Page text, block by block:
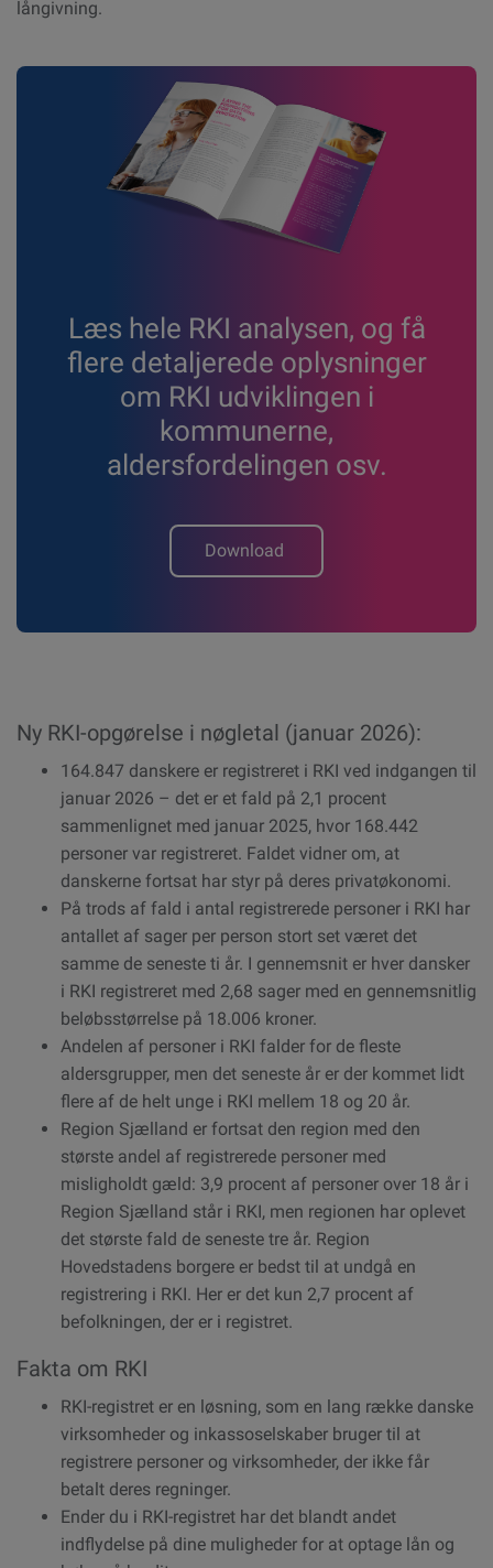
långivning.
Læs hele RKI analysen, og få
flere detaljerede oplysninger
om RKI udviklingen i
kommunerne,
aldersfordelingen osv.
Download
Ny RKI-opgørelse i nøgletal (januar 2026):
164.847 danskere er registreret i RKI ved indgangen til
januar 2026 – det er et fald på 2,1 procent
sammenlignet med januar 2025, hvor 168.442
personer var registreret. Faldet vidner om, at
danskerne fortsat har styr på deres privatøkonomi.
På trods af fald i antal registrerede personer i RKI har
antallet af sager per person stort set været det
samme de seneste ti år. I gennemsnit er hver dansker
i RKI registreret med 2,68 sager med en gennemsnitlig
beløbsstørrelse på 18.006 kroner.
Andelen af personer i RKI falder for de fleste
aldersgrupper, men det seneste år er der kommet lidt
flere af de helt unge i RKI mellem 18 og 20 år.
Region Sjælland er fortsat den region med den
største andel af registrerede personer med
misligholdt gæld: 3,9 procent af personer over 18 år i
Region Sjælland står i RKI, men regionen har oplevet
det største fald de seneste tre år. Region
Hovedstadens borgere er bedst til at undgå en
registrering i RKI. Her er det kun 2,7 procent af
befolkningen, der er i registret.
Fakta om RKI
RKI-registret er en løsning, som en lang række danske
virksomheder og inkassoselskaber bruger til at
registrere personer og virksomheder, der ikke får
betalt deres regninger.
Ender du i RKI-registret har det blandt andet
indflydelse på dine muligheder for at optage lån og